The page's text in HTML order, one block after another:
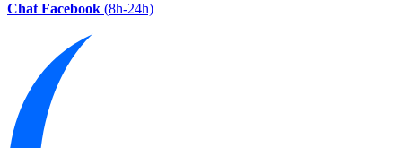
Chat Facebook (8h-24h)